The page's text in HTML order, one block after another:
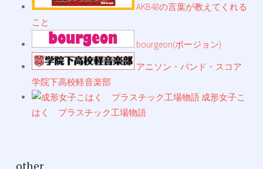
AKB48の言葉が教えてくれる
こと
bourgeon(ボージョン)
アニソン・バンド・スコア
学院下高校軽音楽部
成形女子こ
はく プラスチック工場物語
other